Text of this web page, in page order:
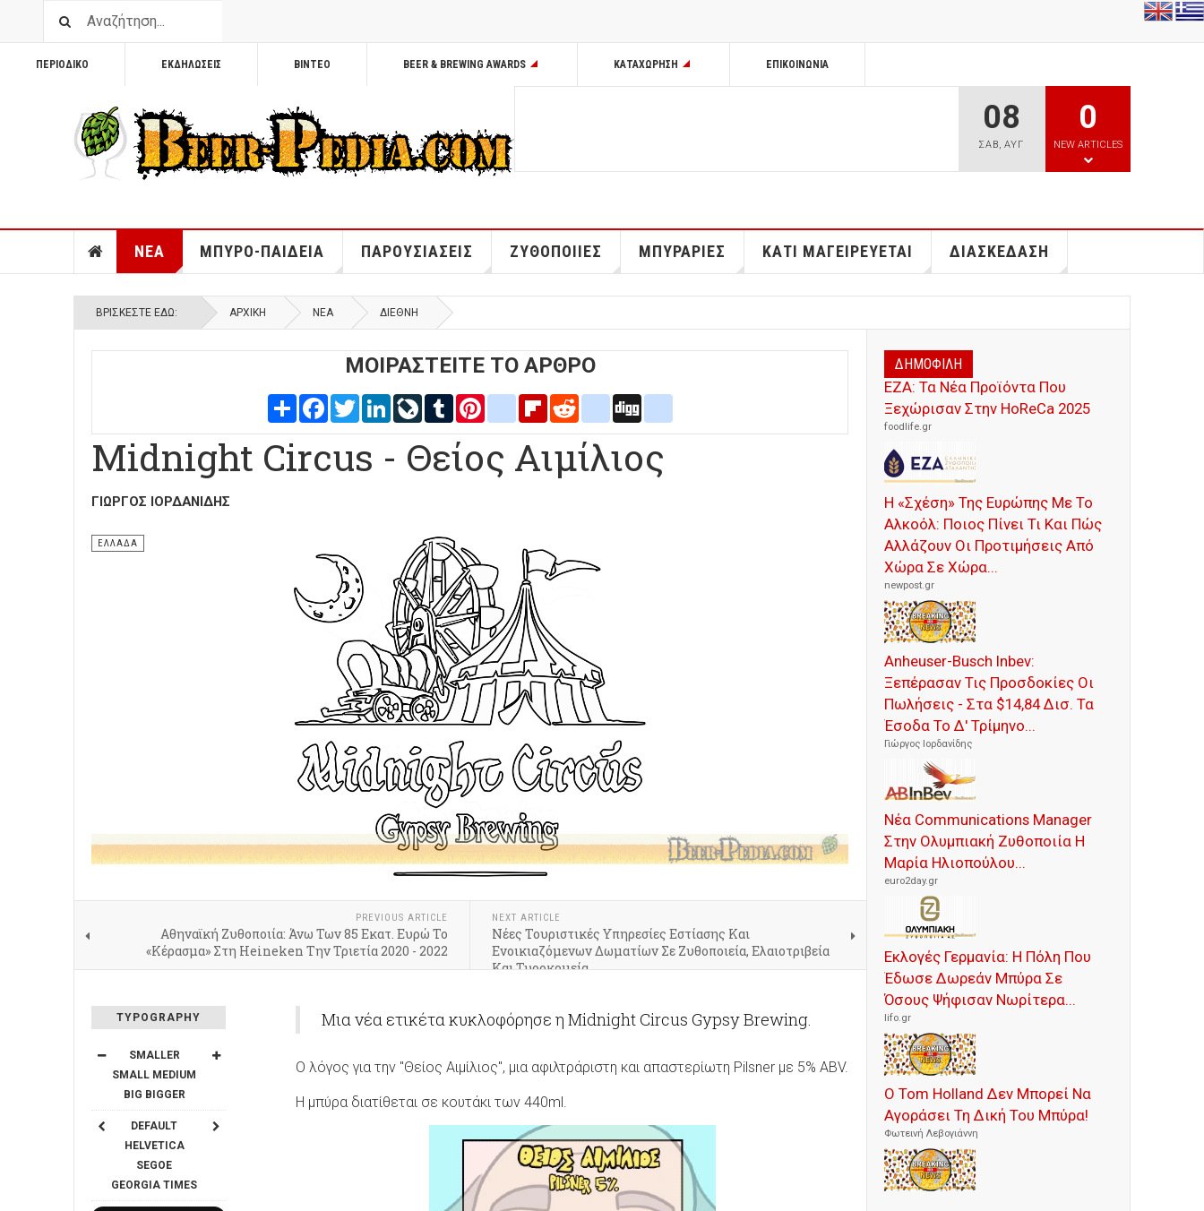
ΠΕΡΙΟΔΙΚΟ ΕΚΔΗΛΩΣΕΙΣ ΒΙΝΤΕΟ BEER & BREWING AWARDS ΚΑΤΑΧΩΡΗΣΗ ΕΠΙΚΟΙΝΩΝΊΑ
08
ΣΑΒ,ΑΥΓ
0
NEW ARTICLES
ΝΕΑ ΜΠΥΡΟ-ΠΑΙΔΕΙΑ ΠΑΡΟΥΣΙΑΣΕΙΣ ΖΥΘΟΠΟΙΙΕΣ ΜΠΥΡΑΡΙΕΣ ΚΑΤΙ ΜΑΓΕΙΡΕΥΕΤΑΙ ΔΙΑΣΚΕΔΑΣΗ
ΒΡΊΣΚΕΣΤΕ ΕΔΏ: ΑΡΧΙΚΉ ΝΕΑ ΔΙΕΘΝΗ
ΜΟΙΡΑΣΤΕΙΤΕ ΤΟ ΑΡΘΡΟ
Share FacebookTwitterLinkedInLiveJournal
Tumblr Pinterestblogger_post
FlipboardRedditdelicious
Midnight Circus - Θείος Αιμίλιος
ΓΙΏΡΓΟΣ ΙΟΡΔΑΝΊΔΗΣ
ΕΛΛΑΔΑ
PREVIOUS ARTICLE
Αθηναϊκή Ζυθοποιία: Άνω Των 85 Εκατ. Ευρώ Το
«Κέρασμα» Στη Heineken Την Τριετία 2020 - 2022
NEXT ARTICLE
Νέες Τουριστικές Υπηρεσίες Εστίασης Και
Ενοικιαζόμενων Δωματίων Σε Ζυθοποιεία, Ελαιοτριβεία
Και Τυροκομεία
TYPOGRAPHY
SMALLER
SMALL MEDIUM
BIG BIGGER
DEFAULT
HELVETICA
SEGOE
GEORGIA TIMES
Μια νέα ετικέτα κυκλοφόρησε η Midnight Circus Gypsy Brewing.
Ο λόγος για την "Θείος Αιμίλιος", μια αφιλτράριστη και απαστερίωτη Pilsner με 5% ABV.
Η μπύρα διατίθεται σε κουτάκι των 440ml.
ΔΗΜΟΦΙΛΗ
ΕΖΑ: Τα Νέα Προϊόντα Που
Ξεχώρισαν Στην HoReCa 2025
foodlife.gr
Η «Σχέση» Της Ευρώπης Με Το
Αλκοόλ: Ποιος Πίνει Τι Και Πώς
Αλλάζουν Οι Προτιμήσεις Από
Χώρα Σε Χώρα...
newpost.gr
Anheuser-Busch Inbev:
Ξεπέρασαν Τις Προσδοκίες Οι
Πωλήσεις - Στα $14,84 Δισ. Τα
Έσοδα Το Δ' Τρίμηνο...
Γιώργος Ιορδανίδης
Νέα Communications Manager
Στην Ολυμπιακή Ζυθοποιία Η
Μαρία Ηλιοπούλου...
euro2day.gr
Εκλογές Γερμανία: Η Πόλη Που
Έδωσε Δωρεάν Μπύρα Σε
Όσους Ψήφισαν Νωρίτερα...
lifo.gr
Ο Tom Holland Δεν Μπορεί Να
Αγοράσει Τη Δική Του Μπύρα!
Φωτεινή Λεβογιάννη